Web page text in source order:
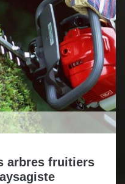
arbres fruitiers